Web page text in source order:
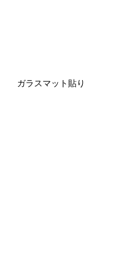
ガラスマット貼り